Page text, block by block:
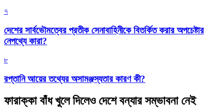
৭
দেশের সার্বভৌমত্বের প্রতীক সেনাবাহিনীকে বিতর্কিত করার অপচেষ্টার
নেপথ্যে কারা?
৮
রপ্তানি আয়ের তথ্যের অসামঞ্জস্যতার কারণ কী?
ফারাক্কা বাঁধ খুলে দিলেও দেশে বন্যার সম্ভাবনা নেই